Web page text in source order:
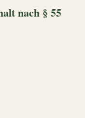
nach § 55